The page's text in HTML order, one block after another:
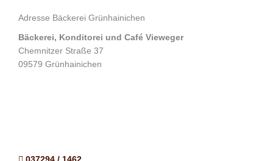
Adresse Bäckerei Grünhainichen
Bäckerei, Konditorei und Café Vieweger
Chemnitzer Straße 37
09579 Grünhainichen